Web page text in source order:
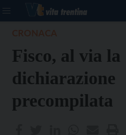
Fisco, al via la
dichiarazione
precompilata